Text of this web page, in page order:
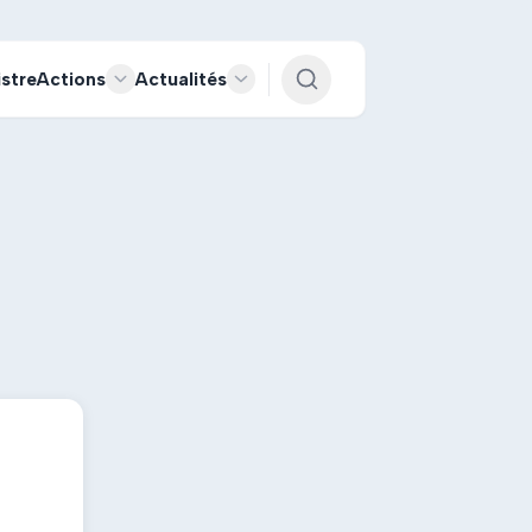
Actions Actualités